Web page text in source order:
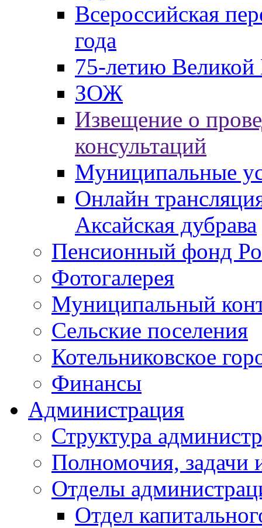
Всероссийская
года
75-летию
ЗОЖ
Извещение о
консультаций
Муниципальные
Онлайн
Аксайская дубрава
Пенсионный фонд
Фотогалерея
Муниципальный
Сельские поселения
Котельниковское
Финансы
Администрация
Структура
Полномочия, задачи
Отделы
Отдел